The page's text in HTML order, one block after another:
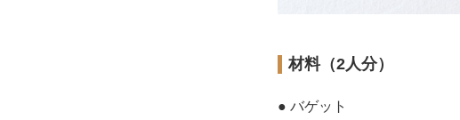
材料（2人分）
● バゲット